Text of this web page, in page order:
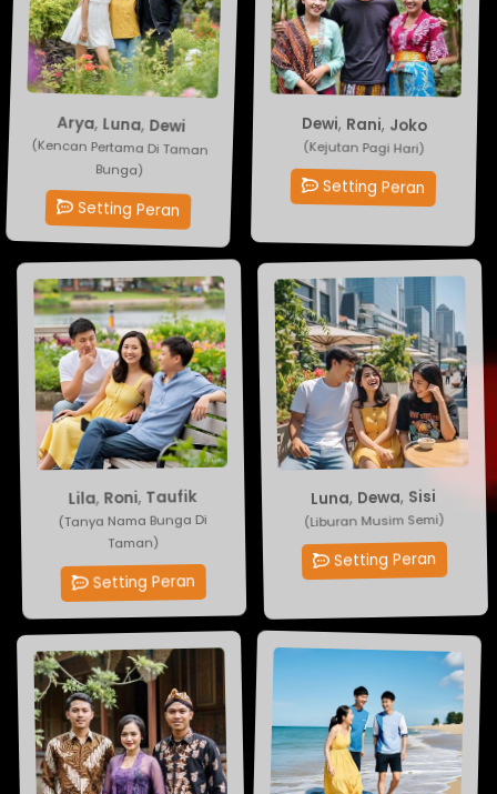
Arya,Luna,Dewi
(Kencan Pertama Di Taman
Bunga)
Setting Peran
Dewi, Rani, Joko
(Kejutan Pagi Hari)
Setting Peran
Lila ,Roni ,Taufik
(Tanya Nama Bunga Di
Taman)
Setting Peran
Luna ,Dewa ,Sisi
(Liburan Musim Semi)
Setting Peran